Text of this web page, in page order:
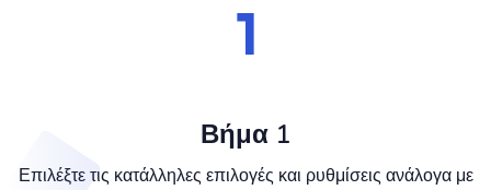
Βήμα 1
Επιλέξτε τις κατάλληλες επιλογές και ρυθμίσεις ανάλογα με